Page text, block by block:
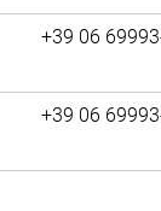
+39 06
+39 06